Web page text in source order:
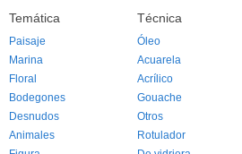
Temática
Paisaje
Marina
Floral
Bodegones
Desnudos
Animales
Técnica
Óleo
Acuarela
Acrílico
Gouache
Otros
Rotulador